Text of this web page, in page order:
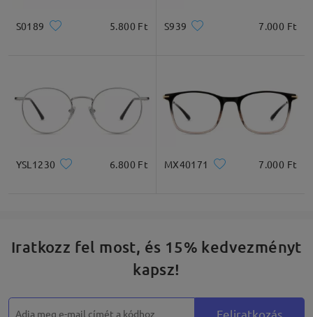
S0189 5.800 Ft S939 7.000 Ft
YSL1230 6.800 Ft MX40171 7.000 Ft
Iratkozz fel most, és 15% kedvezményt
kapsz!
Feliratkozás